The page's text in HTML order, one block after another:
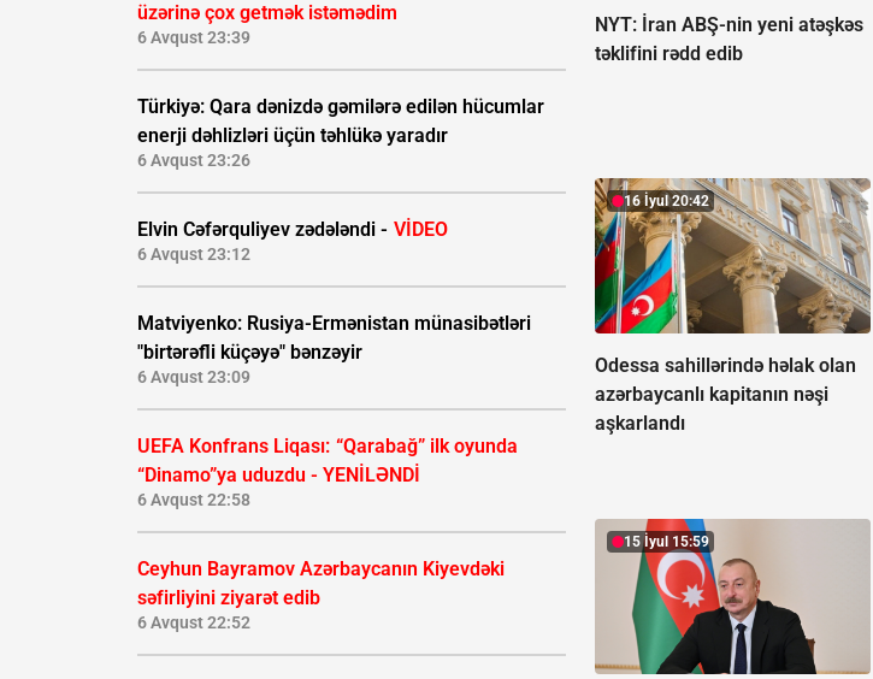
üzərinə çox getmək istəmədim
6 Avqust 23:39
Türkiyə: Qara dənizdə gəmilərə edilən hücumlar
enerji dəhlizləri üçün təhlükə yaradır
6 Avqust 23:26
Elvin Cəfərquliyev zədələndi - VİDEO
6 Avqust 23:12
Matviyenko: Rusiya-Ermənistan münasibətləri
"birtərəfli küçəyə" bənzəyir
6 Avqust 23:09
UEFA Konfrans Liqası: “Qarabağ” ilk oyunda
“Dinamo”ya uduzdu - YENİLƏNDİ
6 Avqust 22:58
Ceyhun Bayramov Azərbaycanın Kiyevdəki
səfirliyini ziyarət edib
6 Avqust 22:52
NYT: İran ABŞ-nin yeni atəşkəs
təklifini rədd edib
16 İyul 20:42
Odessa sahillərində həlak olan
azərbaycanlı kapitanın nəşi
aşkarlandı
15 İyul 15:59